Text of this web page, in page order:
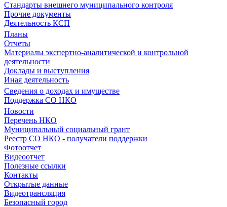
Стандарты внешнего муниципального контроля
Прочие документы
Деятельность КСП
Планы
Отчеты
Материалы экспертно-аналитической и контрольной
деятельности
Доклады и выступления
Иная деятельность
Сведения о доходах и имуществе
Поддержка СО НКО
Новости
Перечень НКО
Муниципальный социальный грант
Реестр СО НКО - получатели поддержки
Фотоотчет
Видеоотчет
Полезные ссылки
Контакты
Открытые данные
Видеотрансляция
Безопасный город